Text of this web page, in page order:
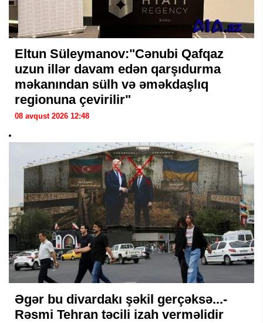
Eltun Süleymanov:"Cənubi Qafqaz
uzun illər davam edən qarşıdurma
məkanından sülh və əməkdaşlıq
regionuna çevirilir"
08 avqust 2026 12:48
Əgər bu divardakı şəkil gerçəksə...-
Rəsmi Tehran təcili izah verməlidir